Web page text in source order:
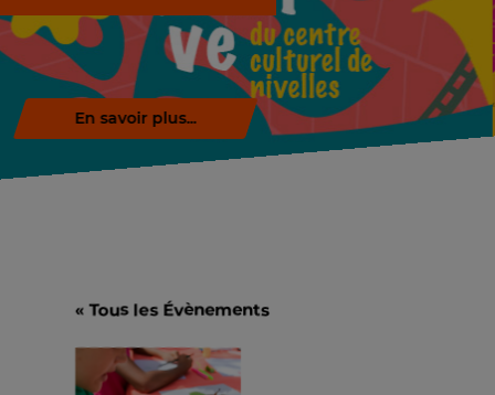
Télécharger la brochure (.pdf)
« Tous les Évènements